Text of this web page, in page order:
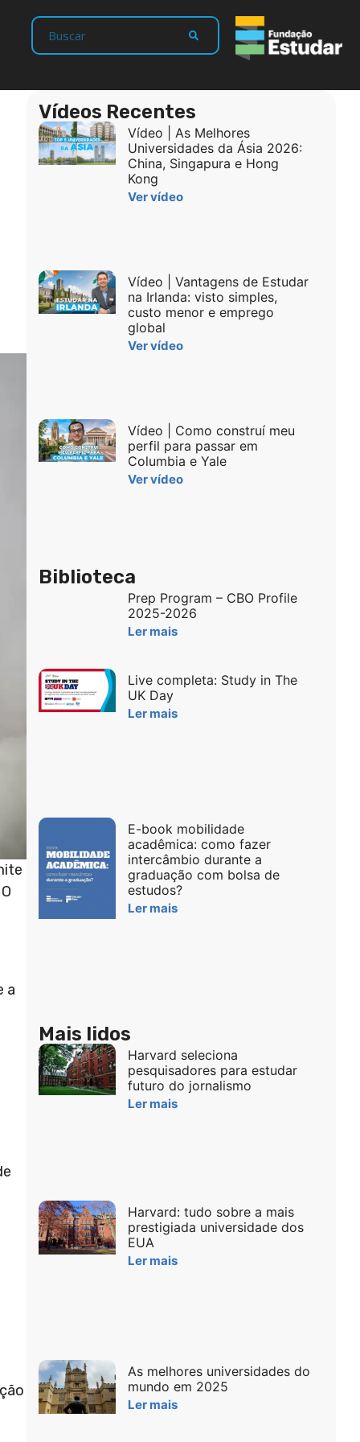
a
Vídeos Recentes
Vídeo | As Melhores
Universidades da Ásia 2026:
China, Singapura e Hong
Kong
Ver vídeo
Vídeo | Vantagens de Estudar
na Irlanda: visto simples,
custo menor e emprego
global
Ver vídeo
Vídeo | Como construí meu
perfil para passar em
Columbia e Yale
Ver vídeo
Biblioteca
Prep Program – CBO Profile
2025-2026
Ler mais
Live completa: Study in The
UK Day
Ler mais
E-book mobilidade
acadêmica: como fazer
intercâmbio durante a
graduação com bolsa de
estudos?
Ler mais
Mais lidos
Harvard seleciona
pesquisadores para estudar
futuro do jornalismo
Ler mais
Harvard: tudo sobre a mais
prestigiada universidade dos
EUA
Ler mais
As melhores universidades do
mundo em 2025
Ler mais